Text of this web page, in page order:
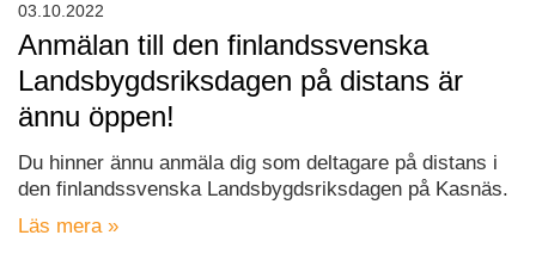
Anmälan till den finlandssvenska
Landsbygdsriksdagen på distans är
ännu öppen!
Du hinner ännu anmäla dig som deltagare på distans i
den finlandssvenska Landsbygdsriksdagen på Kasnäs.
Läs mera »
03.10.2022